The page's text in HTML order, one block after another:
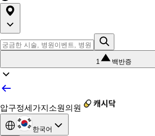
1 백반증
압구정세가지소원의원
한국어